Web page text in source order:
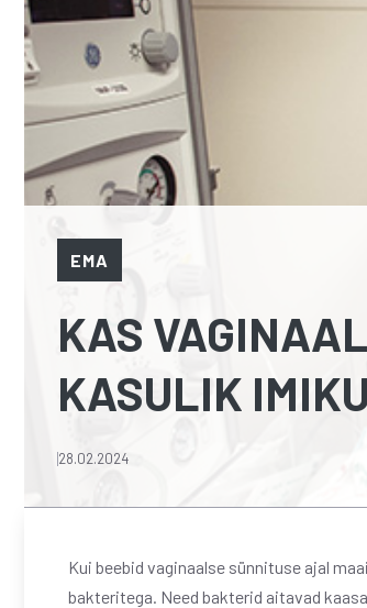
EMA
KAS
KASULIK
28.02.2024
Kui beebid vaginaalse sünnituse ajal
bakteritega. Need bakterid aitavad